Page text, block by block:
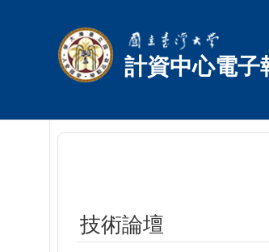
計資中心電
技術論壇